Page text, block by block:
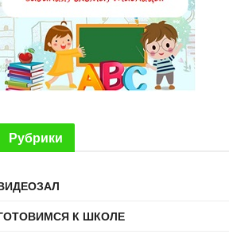
Рубрики
К ШКОЛЕ